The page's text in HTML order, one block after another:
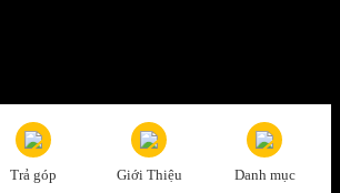
Trả góp Giới Thiệu Danh mục